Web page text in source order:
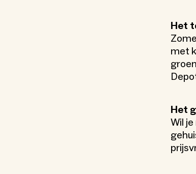
Het
met
Het
Wil